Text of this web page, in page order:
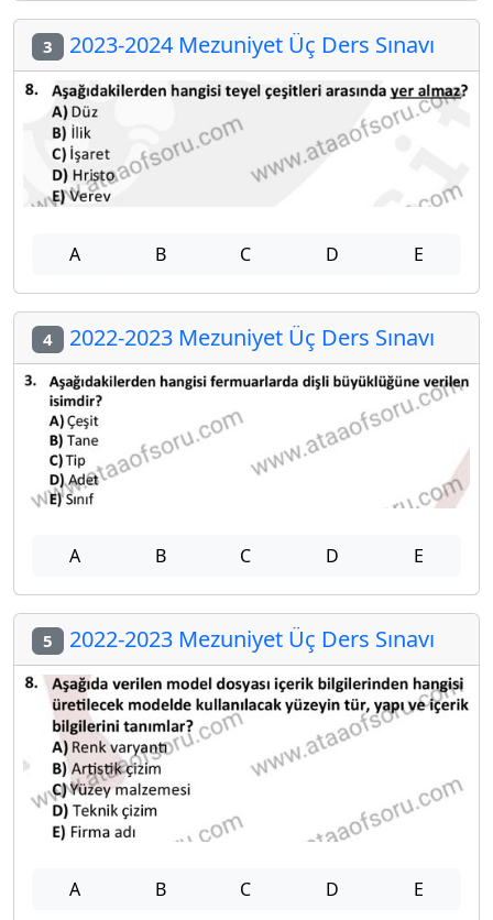
3 2023-2024 Mezuniyet Üç Ders Sınavı
A B C D E
4 2022-2023 Mezuniyet Üç Ders Sınavı
A B C D E
5 2022-2023 Mezuniyet Üç Ders Sınavı
A B C D E